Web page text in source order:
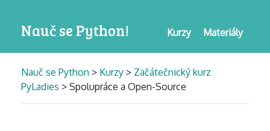
Nauč se Python! Materiály
Kurzy
Nauč se Python > Kurzy > Začátečnický kurz
PyLadies > Spolupráce a Open-Source